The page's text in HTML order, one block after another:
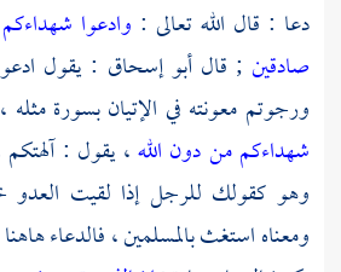
دعا : قال الله تعالى : وادعوا
صادقين ; قالأبو إسحاق : يقول
ورجوتم معونته في الإتيان بسورة مثله
شهداءكم من دون الله، يقول :
وهو كقولك للرجل إذا لقيت العدو
ومعناه استغث بالمسلمين ، فالدعاء